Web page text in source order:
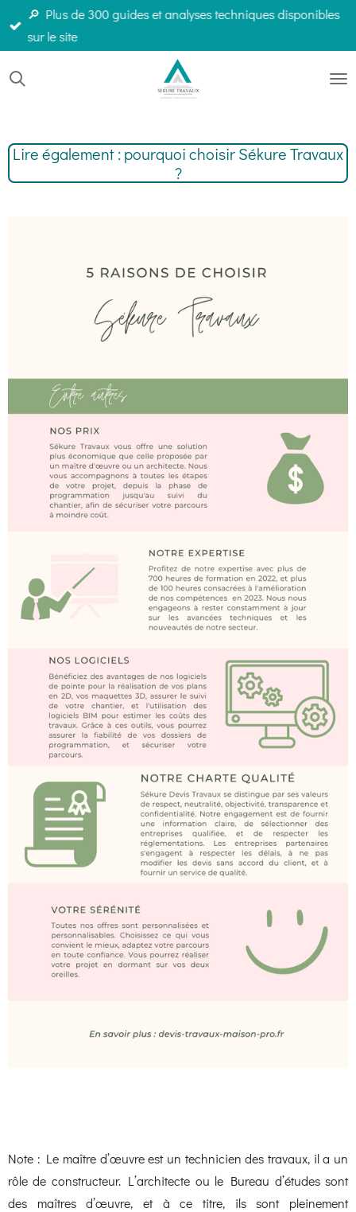
Passer
principal
🔎 Plus de 300 guides et analyses techniques disponibles
sur le site
Lire également : pourquoi choisir Sékure Travaux
?
Note : Le maître d’œuvreest un technicien des travaux, il a un
rôle de constructeur. L’architecte ou le Bureau d’études sont
des maîtres d’œuvre, et à ce titre, ils sont pleinement